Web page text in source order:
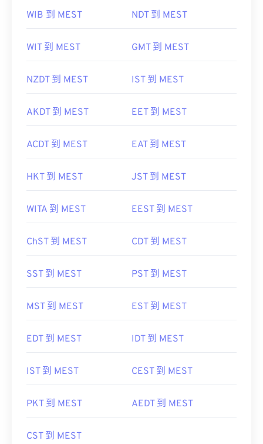
WIB 到 MEST NDT 到 MEST
WIT 到 MEST GMT 到 MEST
NZDT 到 MEST IST 到 MEST
AKDT 到 MEST EET 到 MEST
ACDT 到 MEST EAT 到 MEST
HKT 到 MEST JST 到 MEST
WITA 到 MEST EEST 到 MEST
ChST 到 MEST CDT 到 MEST
SST 到 MEST PST 到 MEST
MST 到 MEST EST 到 MEST
EDT 到 MEST IDT 到 MEST
IST 到 MEST CEST 到 MEST
PKT 到 MEST AEDT 到 MEST
CST 到 MEST